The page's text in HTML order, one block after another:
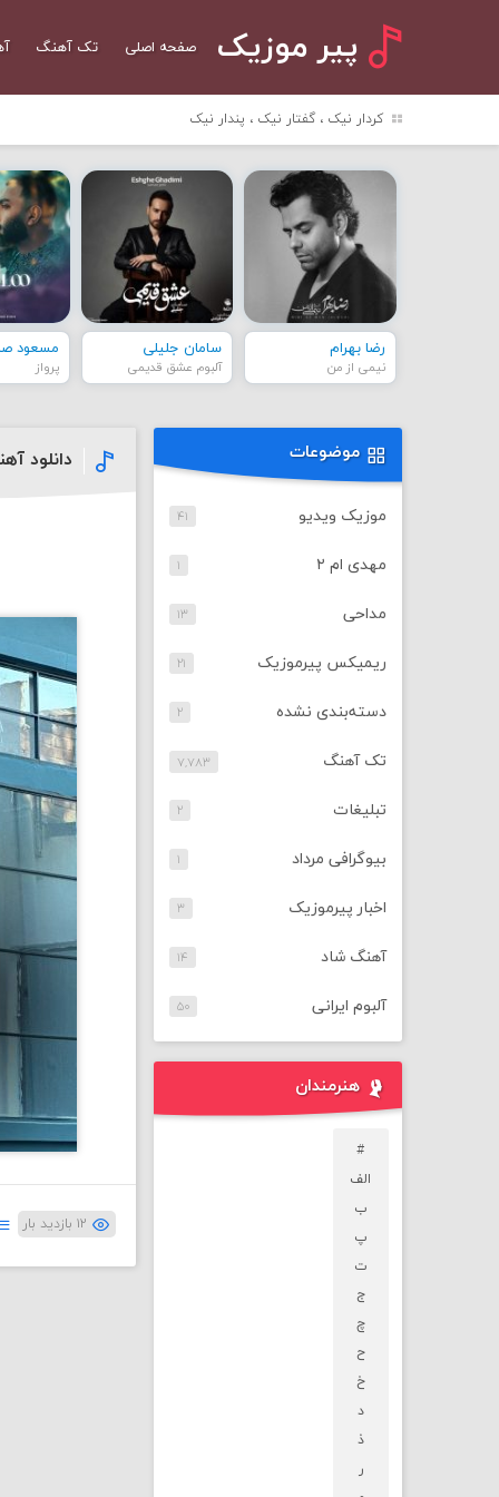
پیر موزیک صفحه اصلی تک آهنگ
کردار نیک ، گفتار نیک ، پندار نیک
رضا بهرام
نیمی از من
سامان جلیلی
آلبوم عشق قدیمی
مسعود
پرواز
دانلود
۱۲ بازدید بار
موضوعات
موزیک ویدیو ۴۱
مهدی ام ۲ ۱
مداحی ۱۳
ریمیکس پیرموزیک ۲۱
دسته‌بندی نشده ۲
تک آهنگ ۷,۷۸۳
تبلیغات ۲
بیوگرافی مرداد ۱
اخبار پیرموزیک ۳
آهنگ شاد ۱۴
آلبوم ایرانی ۵۰
هنرمندان
#
الف
ب
پ
ت
ج
چ
ح
خ
د
ذ
ر